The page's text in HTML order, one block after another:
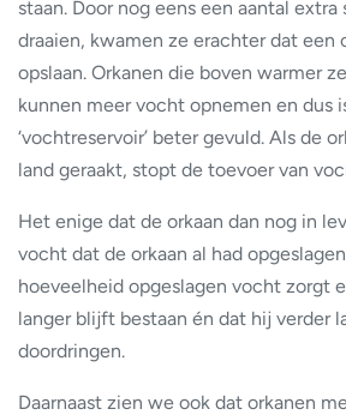
staan. Door nog eens een aantal
draaien, kwamen ze erachter dat een
opslaan. Orkanen die boven warmer
kunnen meer vocht opnemen en dus
‘vochtreservoir’ beter gevuld. Als de
land geraakt, stopt de toevoer van
Het enige dat de orkaan dan nog in
vocht dat de orkaan al had
hoeveelheid opgeslagen vocht zorgt
langer blijft bestaan én dat hij verder
doordringen.
Daarnaast zien we ook dat orkanen